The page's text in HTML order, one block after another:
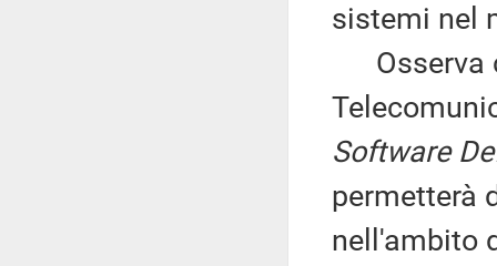
sistemi nel
Osserva
Software
permetterà
nell'ambito